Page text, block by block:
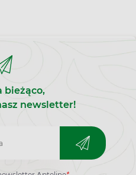
bieżąco,
newsletter!